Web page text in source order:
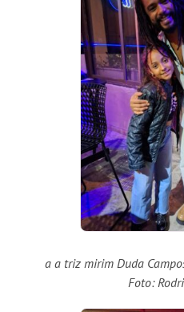
a a triz mirim Duda
Foto: